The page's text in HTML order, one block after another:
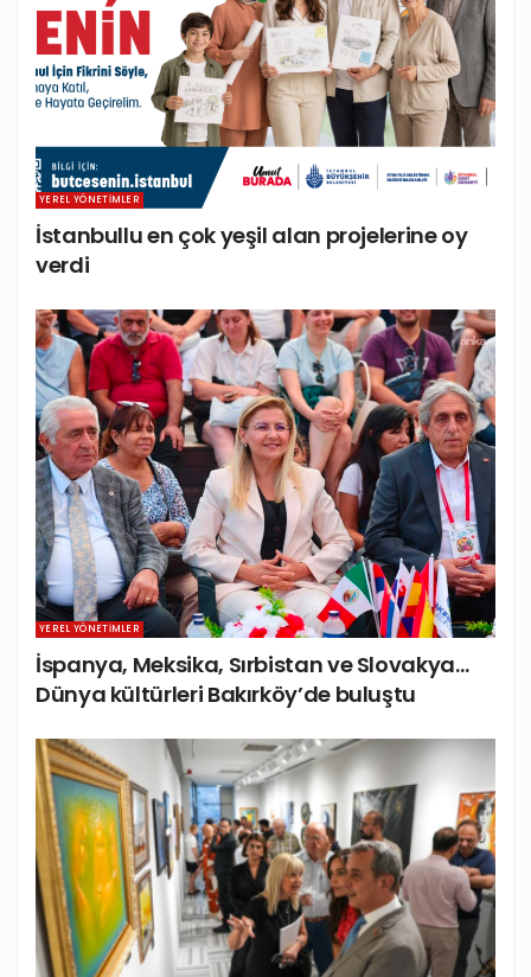
YEREL YÖNETIMLER
İstanbullu en çok yeşil alan projelerine oy
verdi
YEREL YÖNETIMLER
İspanya, Meksika, Sırbistan ve Slovakya…
Dünya kültürleri Bakırköy’de buluştu